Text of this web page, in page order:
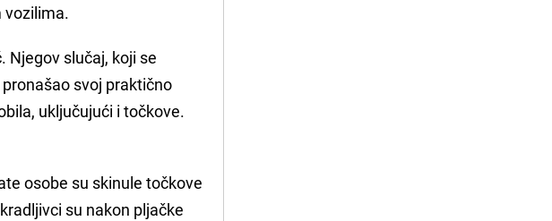
vozilima.
. Njegov slučaj, koji se
svoj praktično
uključujući i točkove.
osobe su skinule točkove
su nakon pljačke